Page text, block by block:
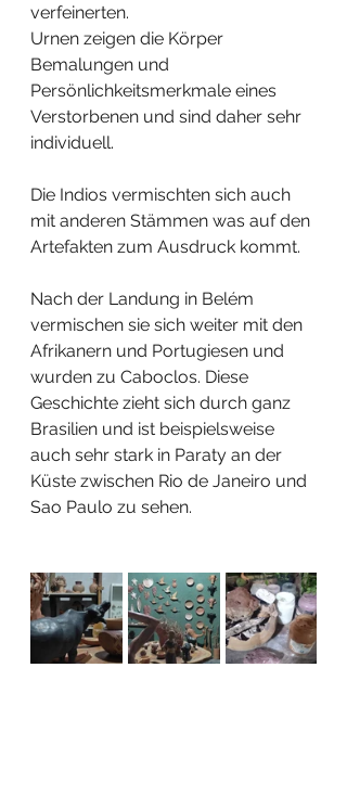
verfeinerten.
Urnen zeigen die Körper
Bemalungen und
Persönlichkeitsmerkmale eines
Verstorbenen und sind daher sehr
individuell.
Die Indios vermischten sich auch
mit anderen Stämmen was auf den
Artefakten zum Ausdruck kommt.
Nach der Landung in Belém
vermischen sie sich weiter mit den
Afrikanern und Portugiesen und
wurden zu Caboclos. Diese
Geschichte zieht sich durch ganz
Brasilien und ist beispielsweise
auch sehr stark in Paraty an der
Küste zwischen Rio de Janeiro und
Sao Paulo zu sehen.